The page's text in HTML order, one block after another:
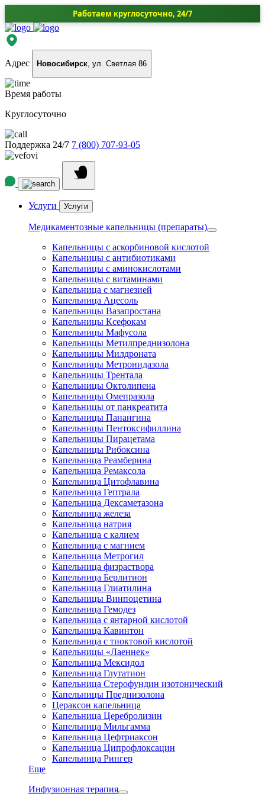
Работаем круглосуточно, 24/7
Адрес Новосибирск, ул. Светлая 86
Время работы
Круглосуточно
Поддержка 24/7 7 (800) 707-93-05
Услуги Услуги
Медикаментозные капельницы (препараты)
Капельницы с аскорбиновой кислотой
Капельницы с антибиотиками
Капельницы с аминокислотами
Капельницы с витаминами
Капельница с магнезией
Капельница Ацесоль
Капельницы Вазапростана
Капельницы Ксефокам
Капельницы Мафусола
Капельницы Метилпреднизолона
Капельницы Милдроната
Капельницы Метронидазола
Капельницы Трентала
Капельницы Октолипена
Капельницы Омепразола
Капельницы от панкреатита
Капельницы Панангина
Капельницы Пентоксифиллина
Капельницы Пирацетама
Капельницы Рибоксина
Капельница Реамберина
Капельница Ремаксола
Капельница Цитофлавина
Капельница Гептрала
Капельница Дексаметазона
Капельница железа
Капельница натрия
Капельница с калием
Капельница с магнием
Капельница Метрогил
Капельница физраствора
Капельница Берлитион
Капельница Глиатилина
Капельницы Винпоцетина
Капельница Гемодез
Капельница с янтарной кислотой
Капельница Кавинтон
Капельница с тиоктовой кислотой
Капельницы «Лаеннек»
Капельница Мексидол
Капельница Глутатион
Капельница Стерофундин изотонический
Капельницы Преднизолона
Цераксон капельница
Капельница Церебролизин
Капельница Мильгамма
Капельница Цефтриаксон
Капельница Ципрофлоксацин
Капельница Рингер
Еще
Инфузионная терапия